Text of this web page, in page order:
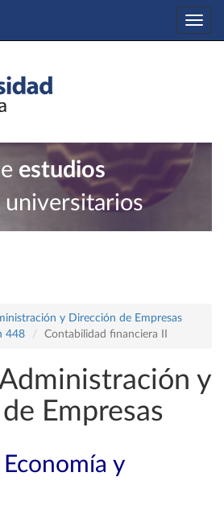
estudios
universitarios
y Dirección de Empresas
448
Contabilidad financiera II
y
Empresas
y